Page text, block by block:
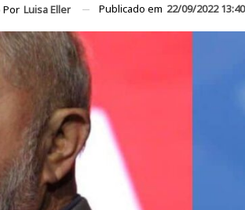
Por Luisa Eller Publicado em 22/09/2022 13:40